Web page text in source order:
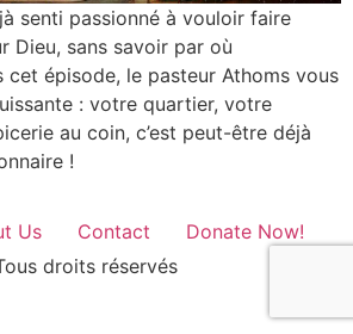
senti passionné à vouloir faire
Dieu, sans savoir par où
cet épisode, le pasteur Athoms vous
: votre quartier, votre
au coin, c’est peut-être déjà
!
Us Contact
Donate Now!
droits réservés